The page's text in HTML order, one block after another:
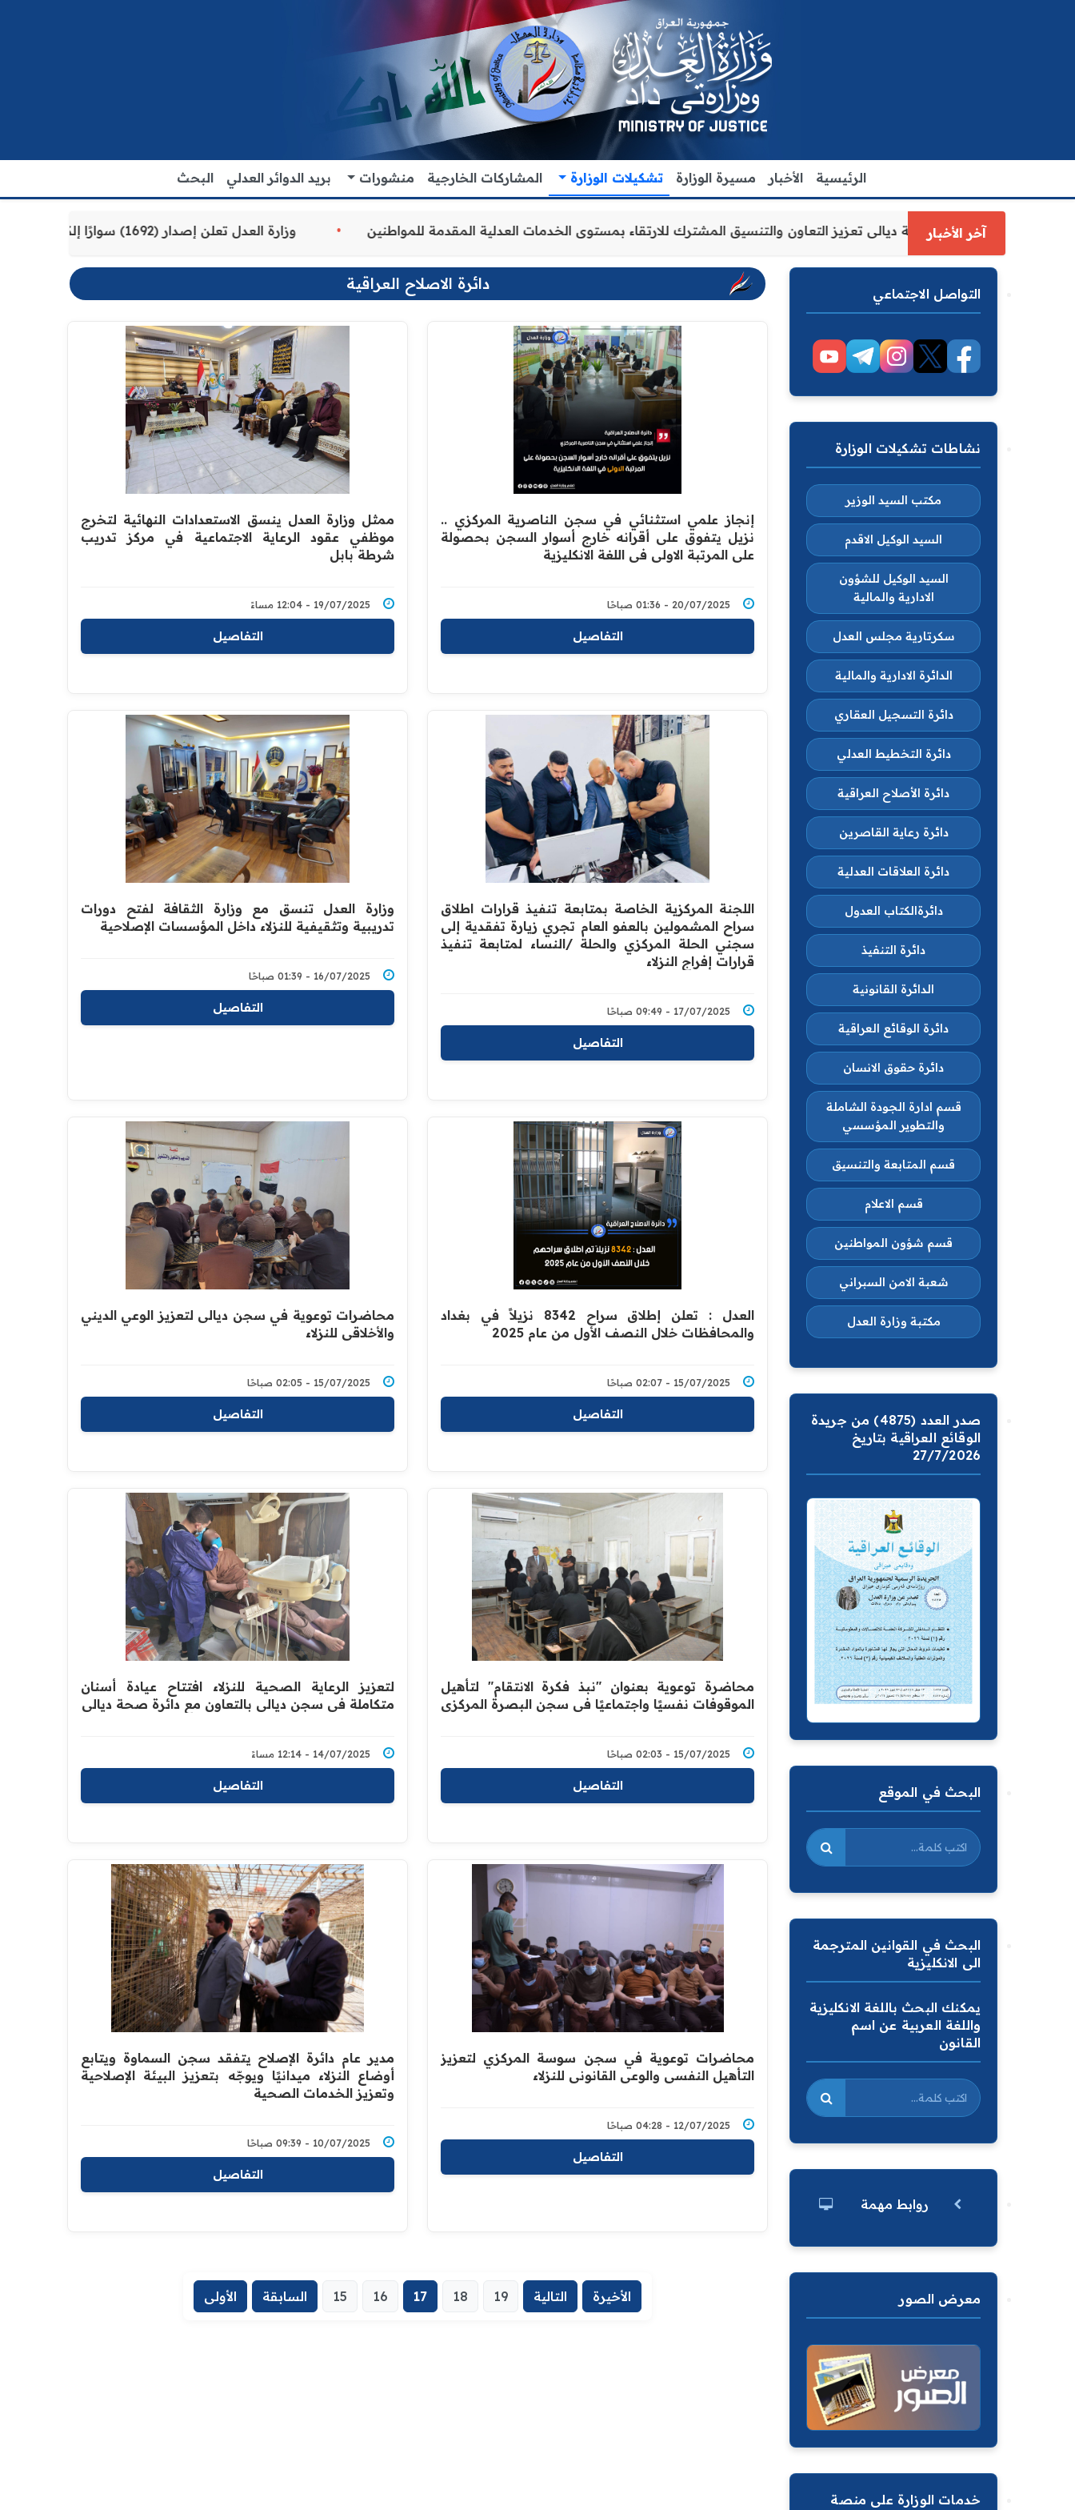
الرئيسية الأخبار مسيرة الوزارة تشكيلات الوزارة المشاركات الخارجية منشورات بريد الدوائر العدلي البحث
آخر الأخبار
الاقدم يبحث مع رئيس مجلس محافظة ديالى تعزيز التعاون والتنسيق المشترك للارتقاء بمستوى الخدمات العدلية المقدمة للمواطنين وزارة العدل تعلن إصدار (1692) سوارًا إلكترونيًا لنزلاء سجن الناصرية المركزي لتنظيم التعاملات المالية داخل المؤسسات الإصلاحية
دائرة الاصلاح العراقية
إنجاز علمي استثنائي في سجن الناصرية المركزي ..
نزيل يتفوق على أقرانه خارج أسوار السجن بحصولة
على المرتبة الاولى في اللغة الانكليزية
20/07/2025 - 01:36 صباحًا
التفاصيل
ممثل وزارة العدل ينسق الاستعدادات النهائية لتخرج
موظفي عقود الرعاية الاجتماعية في مركز تدريب
شرطة بابل
19/07/2025 - 12:04 مساءً
التفاصيل
اللجنة المركزية الخاصة بمتابعة تنفيذ قرارات اطلاق
سراح المشمولين بالعفو العام تجري زيارة تفقدية إلى
سجني الحلة المركزي والحلة /النساء لمتابعة تنفيذ
قرارات إفراج النزلاء
17/07/2025 - 09:49 صباحًا
التفاصيل
وزارة العدل تنسق مع وزارة الثقافة لفتح دورات
تدريبية وتثقيفية للنزلاء داخل المؤسسات الإصلاحية
16/07/2025 - 01:39 صباحًا
التفاصيل
العدل : تعلن إطلاق سراح 8342 نزيلاً في بغداد
والمحافظات خلال النصف الأول من عام 2025
15/07/2025 - 02:07 صباحًا
التفاصيل
محاضرات توعوية في سجن ديالى لتعزيز الوعي الديني
والأخلاقي للنزلاء
15/07/2025 - 02:05 صباحًا
التفاصيل
محاضرة توعوية بعنوان "نبذ فكرة الانتقام" لتأهيل
الموقوفات نفسيًا واجتماعيًا في سجن البصرة المركزي
15/07/2025 - 02:03 صباحًا
التفاصيل
لتعزيز الرعاية الصحية للنزلاء افتتاح عيادة أسنان
متكاملة في سجن ديالى بالتعاون مع دائرة صحة ديالى
14/07/2025 - 12:14 مساءً
التفاصيل
محاضرات توعوية في سجن سوسة المركزي لتعزيز
التأهيل النفسي والوعي القانوني للنزلاء
12/07/2025 - 04:28 صباحًا
التفاصيل
مدير عام دائرة الإصلاح يتفقد سجن السماوة ويتابع
أوضاع النزلاء ميدانيًا ويوجّه بتعزيز البيئة الإصلاحية
وتعزيز الخدمات الصحية
10/07/2025 - 09:39 صباحًا
التفاصيل
الأولى السابقة 15 16 17 18 19 التالية الأخيرة
التواصل الاجتماعي
نشاطات تشكيلات الوزارة
مكتب السيد الوزير
السيد الوكيل الاقدم
السيد الوكيل للشؤون
الادارية والمالية
سكرتارية مجلس العدل
الدائرة الادارية والمالية
دائرة التسجيل العقاري
دائرة التخطيط العدلي
دائرة الأصلاح العراقية
دائرة رعاية القاصرين
دائرة العلاقات العدلية
دائرةالكتاب العدول
دائرة التنفيذ
الدائرة القانونية
دائرة الوقائع العراقية
دائرة حقوق الانسان
قسم ادارة الجودة الشاملة
والتطوير المؤسسي
قسم المتابعة والتنسيق
قسم الاعلام
قسم شؤون المواطنين
شعبة الامن السبراني
مكتبة وزارة العدل
صدر العدد (4875) من جريدة
الوقائع العراقية بتاريخ
27/7/2026
البحث في الموقع
البحث في القوانين المترجمة
الى الانكليزية
يمكنك البحث باللغة الانكليزية
واللغة العربية عن اسم
القانون
روابط مهمة
معرض الصور
خدمات الوزارة على منصة